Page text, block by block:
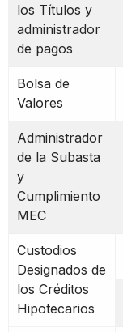
los Títulos y
administrador
de pagos
Bolsa de
Valores
Administrador
de la Subasta
y
Cumplimiento
MEC
Custodios
Designados de
los Créditos
Hipotecarios